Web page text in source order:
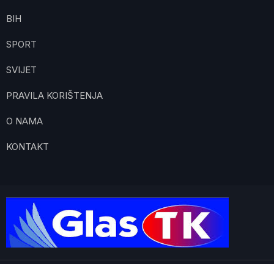
BIH
SPORT
SVIJET
PRAVILA KORIŠTENJA
O NAMA
KONTAKT